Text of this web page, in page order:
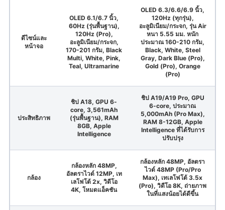
ดีไซน์และ
หน้าจอ
OLED 6.1/6.7 นิ้ว,
60Hz (รุ่นพื้นฐาน),
120Hz (Pro),
อะลูมิเนียม/กระจก,
170-201 กรัม, Black
Multi, White, Pink,
Teal, Ultramarine
OLED 6.3/6.6/6.9 นิ้ว,
120Hz (ทุกรุ่น),
อะลูมิเนียม/กระจก, รุ่น Air
หนา 5.55 มม. หนัก
ประมาณ 160-210 กรัม,
Black, White, Steel
Gray, Dark Blue (Pro),
Gold (Pro), Orange
(Pro)
ประสิทธิภาพ
ชิป A18, GPU 6-
core, 3,561mAh
(รุ่นพื้นฐาน), RAM
8GB, Apple
Intelligence
ชิป A19/A19 Pro, GPU
6-core, ประมาณ
5,000mAh (Pro Max),
RAM 8-12GB, Apple
Intelligence ที่ได้รับการ
ปรับปรุง
กล้อง
กล้องหลัก 48MP,
อัลตราไวด์ 12MP, เท
เลโฟโต้ 2x, วิดีโอ
4K, โหมดแอ็คชัน
กล้องหลัก 48MP, อัลตรา
ไวด์ 48MP (Pro/Pro
Max), เทเลโฟโต้ 3.5x
(Pro), วิดีโอ 8K, ถ่ายภาพ
ในที่แสงน้อยได้ดีขึ้น